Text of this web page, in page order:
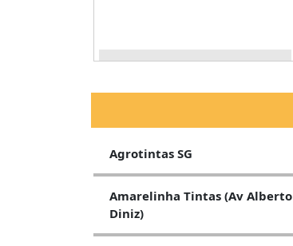
VEJA IMAGENS E INFO - CLICK
Agrotintas SG
Amarelinha Tintas (Av Alberto
Diniz)